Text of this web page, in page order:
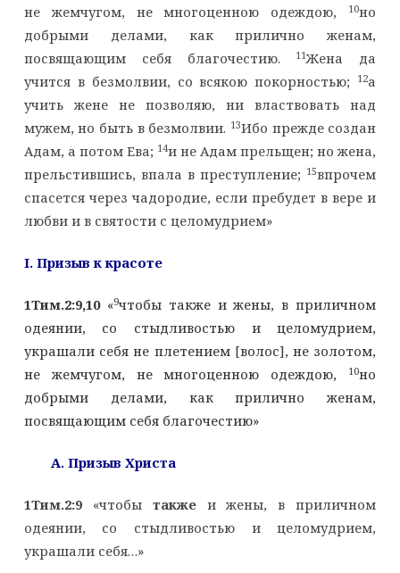
не жемчугом, не многоценною одеждою,
10но
добрыми делами, как прилично женам,
посвящающим себя благочестию.
11Жена да
учится в безмолвии, со всякою покорностью;
12а
учить жене не позволяю, ни властвовать над
мужем, но быть в безмолвии. 13Ибо прежде создан
Адам, а потом Ева; 14и не Адам прельщен; но жена,
прельстившись, впала в преступление; 15впрочем
спасется через чадородие, если пребудет в вере и
любви и в святости с целомудрием»
I. Призыв к красоте
1Тим.2:9,10«9чтобы также и жены, в приличном
одеянии, со стыдливостью и целомудрием,
украшали себя не плетением [волос], не золотом,
не жемчугом, не многоценною одеждою,
10но
добрыми делами, как прилично женам,
посвящающим себя благочестию»
A. Призыв Христа
1Тим.2:9«чтобы такжеи жены, в приличном
одеянии, со стыдливостью и целомудрием,
украшали себя…»